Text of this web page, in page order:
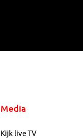
Media
Kijk live TV